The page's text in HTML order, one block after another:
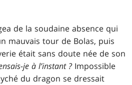
de la soudaine absence qui
mauvais tour de Bolas, puis
était sans doute née de son
je à l’instant ? Impossible
du dragon se dressait